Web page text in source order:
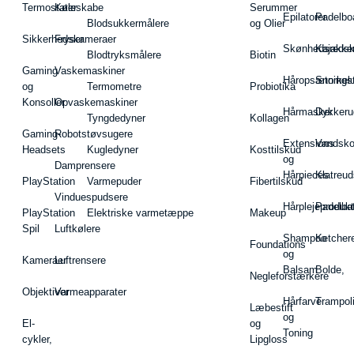
Termostater
Sikkerhedskameraer
Gaming
og
Konsoller
Gaming-
Headsets
PlayStation
PlayStation
Spil
Kameraer
Objektiver
El-
cykler,
Køleskabe
Fryser
Vaskemaskiner
Opvaskemaskiner
Robotstøvsugere
Damprensere
Vinduespudsere
Luftkølere
Luftrensere
Varmeapparater
Blodsukkermålere
Blodtryksmålere
Termometre
Tyngdedyner
Kugledyner
Varmepuder
Elektriske varmetæppe
Serummer
og Olier
Biotin
Probiotika
Kollagen
Kosttilskud
Fibertilskud
Makeup
Foundations
Negleforstærkere
Læbestift
og
Lipgloss
Epilatorer
Hårmasker
Extensions
og
Hårpieces
Shampoo
og
Balsam
Hårfarve
og
Toning
Vandsko
Bolde,